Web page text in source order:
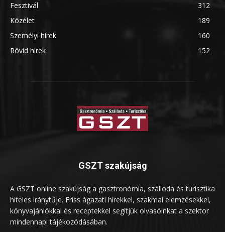
Fesztivál
312
Közélet
189
Személyi hírek
160
Rövid hírek
152
GSZT szakújság
A GSZT online szakújság a gasztronómia, szálloda és turisztika
hiteles iránytűje. Friss ágazati hírekkel, szakmai elemzésekkel,
könyvajánlókkal és receptekkel segítjük olvasóinkat a szektor
mindennapi tájékozódásában.